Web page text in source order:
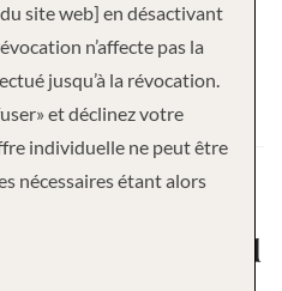
Sunrise
site web] en désactivant
n’affecte pas la
jusqu’à la révocation.
et déclinez votre
individuelle ne peut être
nécessaires étant alors